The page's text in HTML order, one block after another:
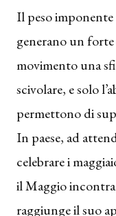
Il peso
generano un
movimento una
scivolare, e solo
permettono di
In paese, ad
celebrare i
il Maggio incontra
raggiunge il suo